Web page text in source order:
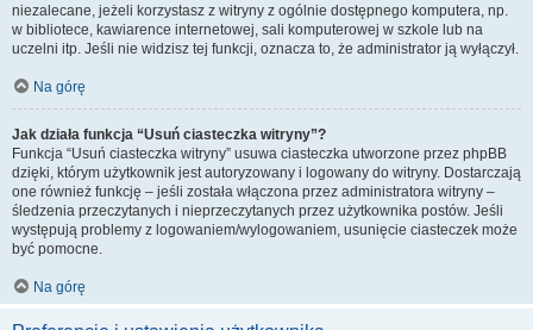
niezalecane, jeżeli korzystasz z witryny z ogólnie dostępnego komputera, np.
w bibliotece, kawiarence internetowej, sali komputerowej w szkole lub na
uczelni itp. Jeśli nie widzisz tej funkcji, oznacza to, że administrator ją wyłączył.
Na górę
Jak działa funkcja “Usuń ciasteczka witryny”?
Funkcja “Usuń ciasteczka witryny” usuwa ciasteczka utworzone przez phpBB
dzięki, którym użytkownik jest autoryzowany i logowany do witryny. Dostarczają
one również funkcję – jeśli została włączona przez administratora witryny –
śledzenia przeczytanych i nieprzeczytanych przez użytkownika postów. Jeśli
występują problemy z logowaniem/wylogowaniem, usunięcie ciasteczek może
być pomocne.
Na górę